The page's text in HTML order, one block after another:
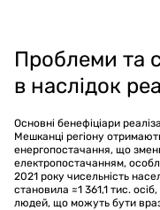
Проблеми та
в наслідок
Основні бенефіціари
Мешканці регіону
енергопостачання, що
електропостачанням,
2021 року чисельність
становила ≈1 361,1 тис.
людей, що можуть бути